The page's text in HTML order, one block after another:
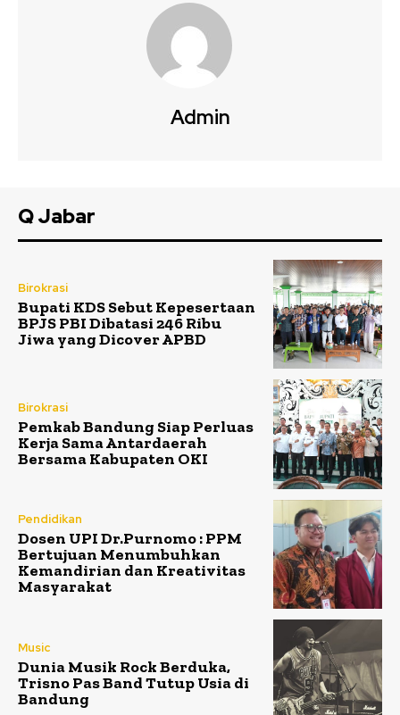
Admin
Q Jabar
Birokrasi
Bupati KDS Sebut Kepesertaan
BPJS PBI Dibatasi 246 Ribu
Jiwa yang Dicover APBD
Birokrasi
Pemkab Bandung Siap Perluas
Kerja Sama Antardaerah
Bersama Kabupaten OKI
Pendidikan
Dosen UPI Dr.Purnomo : PPM
Bertujuan Menumbuhkan
Kemandirian dan Kreativitas
Masyarakat
Music
Dunia Musik Rock Berduka,
Trisno Pas Band Tutup Usia di
Bandung